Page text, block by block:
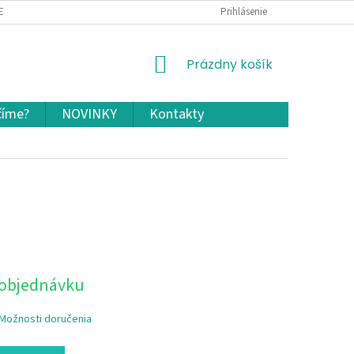
A VRÁTENIE TOVARU OCHRANA OSOBNÝCH ÚDAJOV A COOKIES
Prihlásenie
NÁKUPNÝ
Prázdny košík
NOVINKY Kontakty
doručenia